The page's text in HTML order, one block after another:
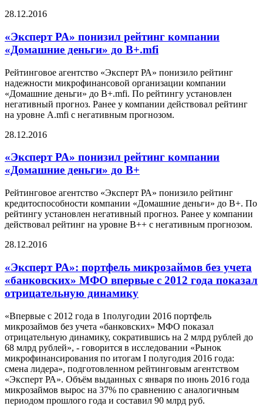
28.12.2016
«Эксперт РА» понизил рейтинг компании
«Домашние деньги» до В+.mfi
Рейтинговое агентство «Эксперт РА» понизило рейтинг
надежности микрофинансовой организации компании
«Домашние деньги» до В+.mfi. По рейтингу установлен
негативный прогноз. Ранее у компании действовал рейтинг
на уровне А.mfi с негативным прогнозом.
28.12.2016
«Эксперт РА» понизил рейтинг компании
«Домашние деньги» до В+
Рейтинговое агентство «Эксперт РА» понизило рейтинг
кредитоспособности компании «Домашние деньги» до В+. По
рейтингу установлен негативный прогноз. Ранее у компании
действовал рейтинг на уровне В++ с негативным прогнозом.
28.12.2016
«Эксперт РА»: портфель микрозаймов без учета
«банковских» МФО впервые с 2012 года показал
отрицательную динамику
«Впервые с 2012 года в 1полугодии 2016 портфель
микрозаймов без учета «банковских» МФО показал
отрицательную динамику, сократившись на 2 млрд рублей до
68 млрд рублей», - говорится в исследовании «Рынок
микрофинансирования по итогам I полугодия 2016 года:
смена лидера», подготовленном рейтинговым агентством
«Эксперт РА». Объём выданных с января по июнь 2016 года
микрозаймов вырос на 37% по сравнению с аналогичным
периодом прошлого года и составил 90 млрд руб.